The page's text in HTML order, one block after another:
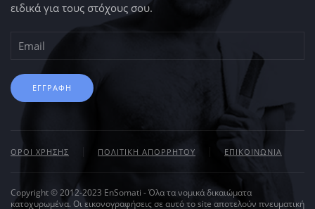
ειδικά για τους στόχους σου.
ΕΓΓΡΑΦΗ
ΟΡΟΙ ΧΡΗΣΗΣ ΠΟΛΙΤΙΚΗ ΑΠΟΡΡΗΤΟΥ ΕΠΙΚΟΙΝΩΝΙΑ
Copyright © 2012-2023 EnSomati - Όλα τα νομικά δικαιώματα
κατοχυρωμένα. Οι εικονογραφήσεις σε αυτό το site αποτελούν πνευματική